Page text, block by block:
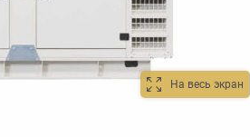
На весь экран